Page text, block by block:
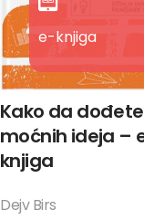
e-knjiga
Kako da
moćnih ideja –
knjiga
Dejv Birs